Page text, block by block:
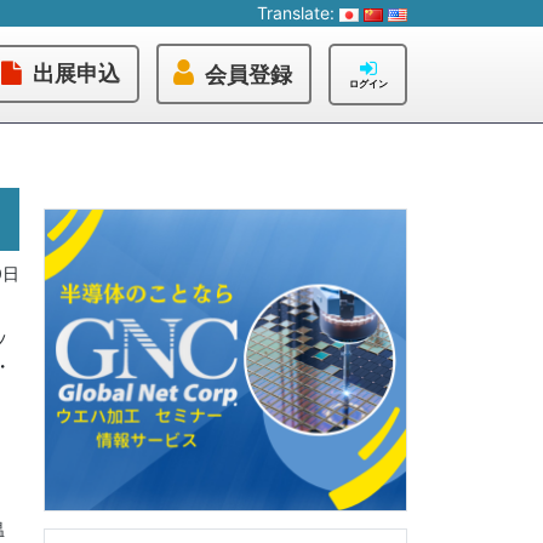
Translate:
出展申込 会員登録 ログイン